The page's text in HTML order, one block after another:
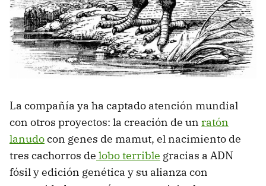
La compañía ya ha captado atención mundial
con otros proyectos: la creación de un ratón
lanudocon genes de mamut, el nacimiento de
tres cachorros de lobo terrible gracias a ADN
fósil y edición genética y su alianza con